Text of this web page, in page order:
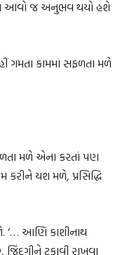
આવો જ અનુભવ થયો હશે
ગમતા કામમાં સફળતા મળે
મળે એના કરતાં પણ
યશ મળે, પ્રસિદ્ધિ
‘… આણિ કાશીનાથ
ટકાવી રાખવા